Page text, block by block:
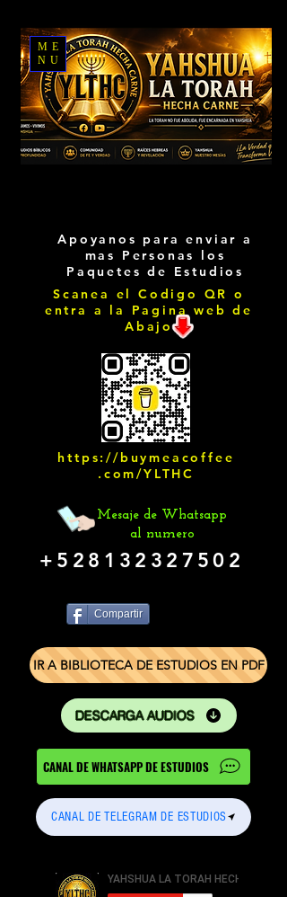
Apoyanos para enviar a
mas Personas los
Paquetes de Estudios
Scanea el Codigo QR o
entra a la Pagina web de
Abajo
https://buymeacoffee
.com/YLTHC
Mesaje de Whatsapp
al numero
+528132327502
Compartir
IR A BIBLIOTECA DE ESTUDIOS EN PDF
DESCARGA AUDIOS
CANAL DE WHATSAPP DE ESTUDIOS
CANAL DE TELEGRAM DE ESTUDIOS
ME
NU